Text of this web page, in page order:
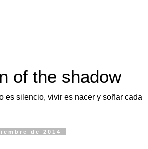
of the shadow
es silencio, vivir es nacer y soñar cada
de 2014